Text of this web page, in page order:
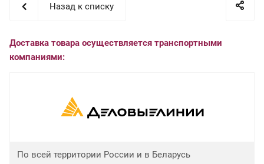
Назад к списку
Доставка товара осуществляется транспортными
компаниями:
По всей территории России и в Беларусь